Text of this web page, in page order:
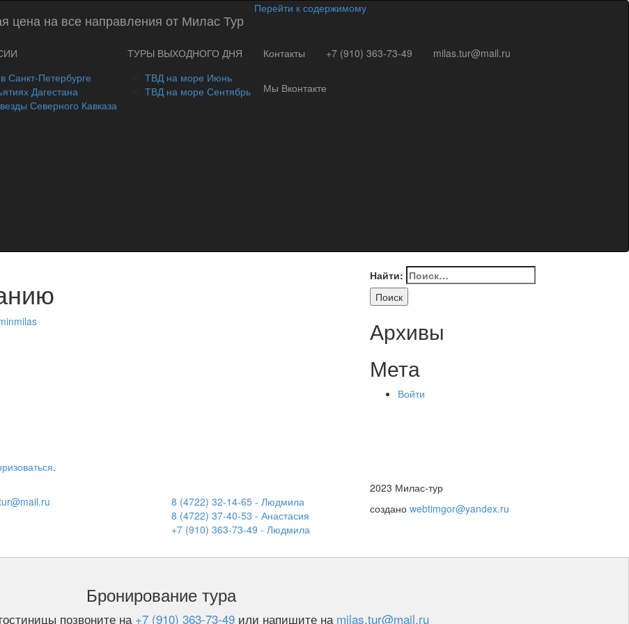
Перейти к содержимому
Санкт-Петербурге
Дагестана
Северного Кавказа
ТУРЫ ВЫХОДНОГО ДНЯ
ТВД на море Июнь
ТВД на море Сентябрь
Контакты +7 (910) 363-73-49 milas.tur@mail.ru
Мы Вконтакте
.
Найти:
Архивы
Мета
Войти
8 (4722) 32-14-65 - Людмила
8 (4722) 37-40-53 - Анастасия
+7 (910) 363-73-49 - Людмила
2023 Милас-тур
создано webtimgor@yandex.ru
Бронирование тура
позвоните на +7 (910) 363-73-49 или напишите на milas.tur@mail.ru